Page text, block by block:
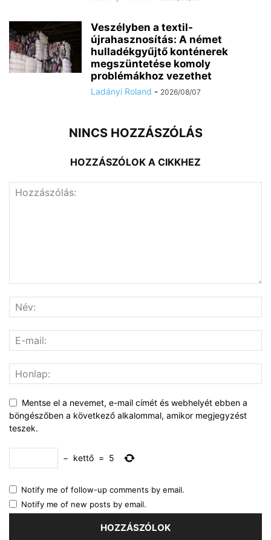
Veszélyben a textil-
újrahasznosítás: A német
hulladékgyűjtő konténerek
megszüntetése komoly
problémákhoz vezethet
Ladányi Roland - 2026/08/07
NINCS HOZZÁSZÓLÁS
HOZZÁSZÓLOK A CIKKHEZ
Mentse el a nevemet, e-mail címét és webhelyét ebben a
böngészőben a következő alkalommal, amikor megjegyzést
teszek.
− kettő = 5
Notify me of follow-up comments by email.
Notify me of new posts by email.